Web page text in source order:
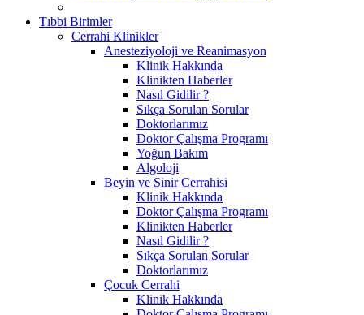
Tıbbi Birimler
Cerrahi Klinikler
Anesteziyoloji ve Reanimasyon
Klinik Hakkında
Klinikten Haberler
Nasıl Gidilir ?
Sıkça Sorulan Sorular
Doktorlarımız
Doktor Çalışma Programı
Yoğun Bakım
Algoloji
Beyin ve Sinir Cerrahisi
Klinik Hakkında
Doktor Çalışma Programı
Klinikten Haberler
Nasıl Gidilir ?
Sıkça Sorulan Sorular
Doktorlarımız
Çocuk Cerrahi
Klinik Hakkında